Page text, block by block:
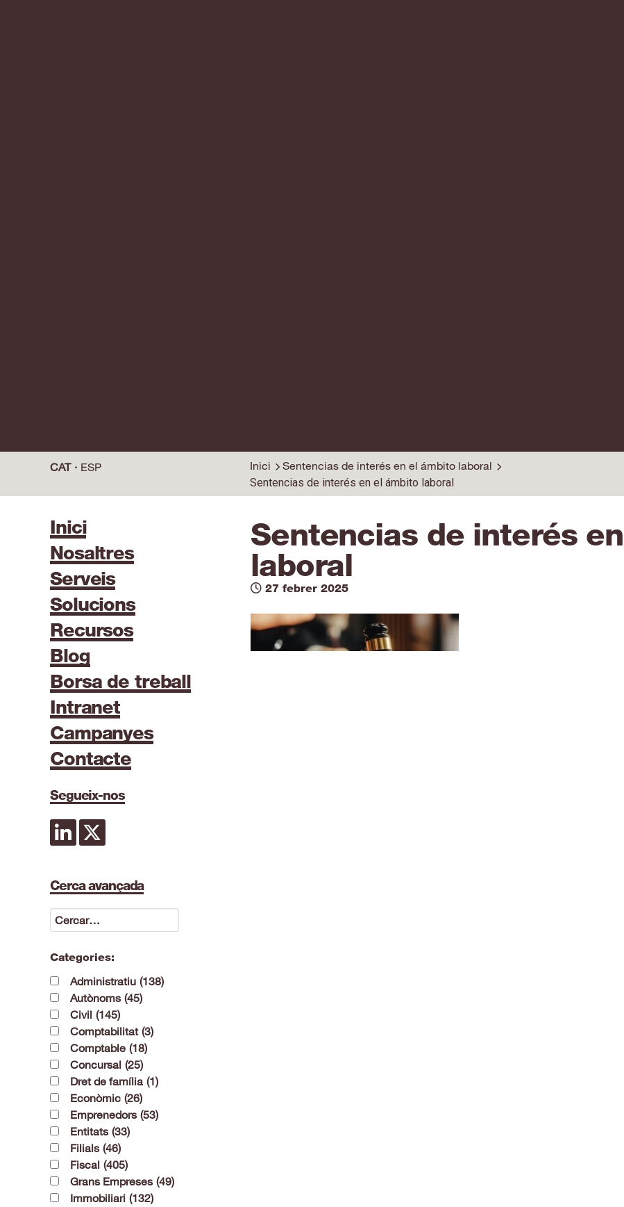
CAT ESP Inici Sentencias de interés en el ámbito laboral
Sentencias de interés en el ámbito laboral
Inici
Nosaltres
Serveis
Solucions
Recursos
Blog
Borsa de treball
Intranet
Campanyes
Contacte
Segueix-nos
Cerca avançada
Categories:
Administratiu (138)
Autònoms (45)
Civil (145)
Comptabilitat (3)
Comptable (18)
Concursal (25)
Dret de família (1)
Econòmic (26)
Emprenedors (53)
Entitats (33)
Filials (46)
Fiscal (405)
Grans Empreses (49)
Immobiliari (132)
Sentencias de interés
laboral
27 febrer 2025